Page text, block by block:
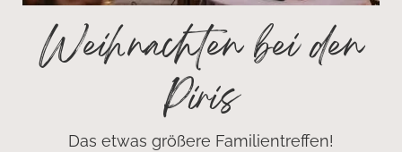
Weihnachten bei den
Piris
Das etwas größere Familientreffen!